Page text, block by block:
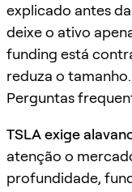
explicado antes
deixe o ativo
funding está
reduza o tamanho.
Perguntas
TSLA exige
atenção o
profundidade,